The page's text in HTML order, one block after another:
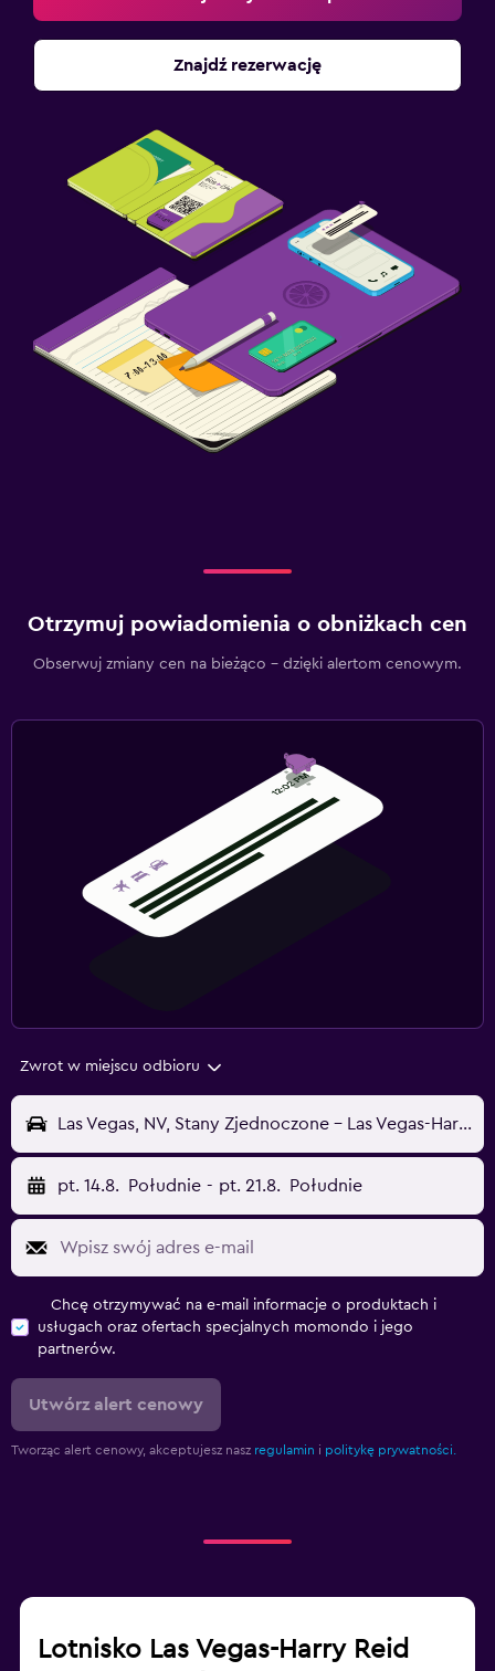
Znajdź rezerwację
Otrzymuj powiadomienia o obniżkach cen
Obserwuj zmiany cen na bieżąco – dzięki alertom cenowym.
Zwrot w miejscu odbioru
Las Vegas, NV, Stany Zjednoczone - Las Vegas-Harry Reid (LAS)
pt. 14.8. Południe - pt. 21.8. Południe
Chcę otrzymywać na e-mail informacje o produktach i
usługach oraz ofertach specjalnych momondo i jego
partnerów.
Utwórz alert cenowy
Tworząc alert cenowy, akceptujesz nasz regulamin i politykę prywatności.
Lotnisko Las Vegas-Harry Reid